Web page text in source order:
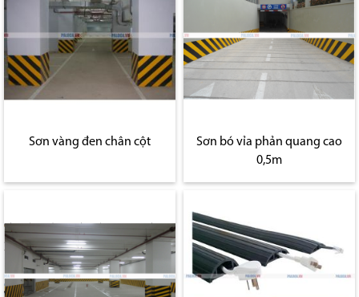
Sơn vàng đen chân cột
Sơn bó vỉa phản quang cao
0,5m